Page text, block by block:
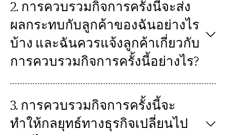
2. การควบรวมกิจการครั้งนี้จะส่ง
ผลกระทบกับลูกค้าของฉันอย่างไร
บ้าง และฉันควรแจ้งลูกค้าเกี่ยวกับ
การควบรวมกิจการครั้งนี้อย่างไร?
3. การควบรวมกิจการครั้งนี้จะ
ทำให้กลยุทธ์ทางธุรกิจเปลี่ยนไป